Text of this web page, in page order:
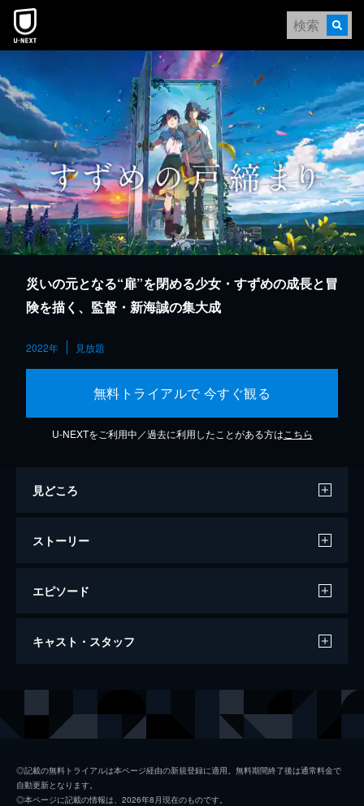
本文へスキップ
災いの元となる“扉”を閉める少女・すずめの成長と冒
険を描く、監督・新海誠の集大成
2022年 見放題
無料トライアルで 今すぐ観る
U-NEXTをご利用中／過去に利用したことがある方は こちら
見どころ
ストーリー
エピソード
すずめの戸締まり
キャスト・スタッフ
宗像草太 松村北斗
◎記載の無料トライアルは本ページ経由の新規登録に適用。無料期間終了後は通常料金で
自動更新となります。
◎本ページに記載の情報は、2026年8月現在のものです。